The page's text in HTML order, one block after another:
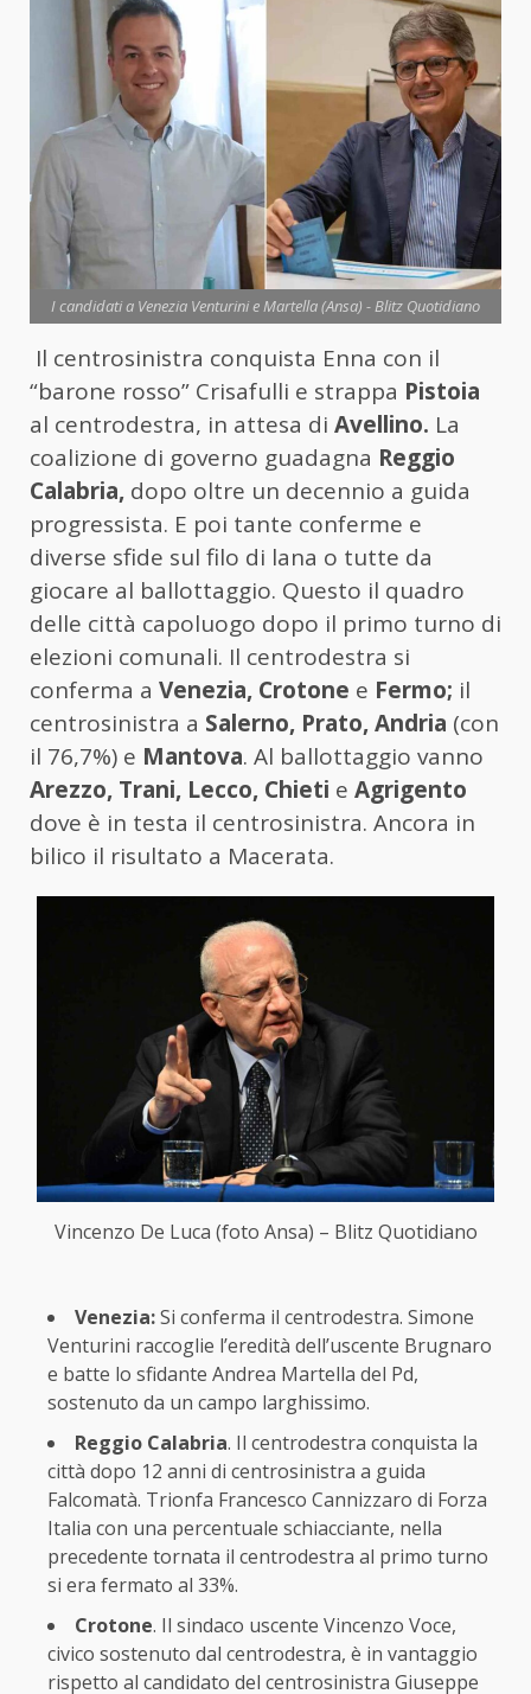
I candidati a Venezia Venturini e Martella (Ansa) - Blitz Quotidiano
Il centrosinistra conquista Enna con il
“barone rosso” Crisafulli e strappa Pistoia
al centrodestra, in attesa di Avellino. La
coalizione di governo guadagna Reggio
Calabria, dopo oltre un decennio a guida
progressista. E poi tante conferme e
diverse sfide sul filo di lana o tutte da
giocare al ballottaggio. Questo il quadro
delle città capoluogo dopo il primo turno di
elezioni comunali. Il centrodestra si
conferma a Venezia, Crotone e Fermo; il
centrosinistra a Salerno, Prato, Andria (con
il 76,7%) e Mantova. Al ballottaggio vanno
Arezzo, Trani, Lecco, Chieti e Agrigento
dove è in testa il centrosinistra. Ancora in
bilico il risultato a Macerata.
Vincenzo De Luca (foto Ansa) – Blitz Quotidiano
Venezia:Si conferma il centrodestra. Simone
Venturini raccoglie l’eredità dell’uscente Brugnaro
e batte lo sfidante Andrea Martella del Pd,
sostenuto da un campo larghissimo.
Reggio Calabria. Il centrodestra conquista la
città dopo 12 anni di centrosinistra a guida
Falcomatà. Trionfa Francesco Cannizzaro di Forza
Italia con una percentuale schiacciante, nella
precedente tornata il centrodestra al primo turno
si era fermato al 33%.
Crotone. Il sindaco uscente Vincenzo Voce,
civico sostenuto dal centrodestra, è in vantaggio
rispetto al candidato del centrosinistra Giuseppe